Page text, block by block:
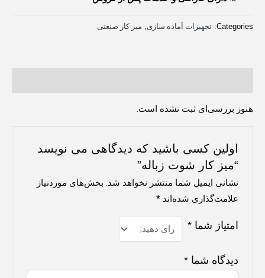
Categories: تجهیزات آماده سازی میز کار صنعتی
هنوز بررسی‌ای ثبت نشده است.
اولین کسی باشید که دیدگاهی می نویسد
“میز کار شوت زباله”
نشانی ایمیل شما منتشر نخواهد شد. بخش‌های موردنیاز
علامت‌گذاری شده‌اند*
امتیاز شما*
دیدگاه شما*